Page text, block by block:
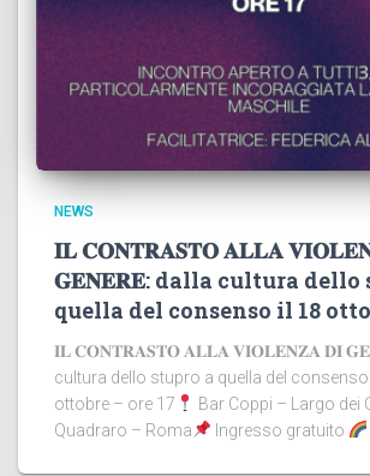
NEWS
𝐈𝐋 𝐂𝐎𝐍𝐓𝐑𝐀𝐒𝐓𝐎 𝐀𝐋𝐋𝐀
𝐆𝐄𝐍𝐄𝐑𝐄: dalla cultura dello
quella del consenso il 18
𝐈𝐋 𝐂𝐎𝐍𝐓𝐑𝐀𝐒𝐓𝐎 𝐀𝐋𝐋𝐀 𝐕𝐈𝐎𝐋𝐄𝐍𝐙𝐀 𝐃𝐈
cultura dello stupro a quella del consenso
ottobre – ore 17
Bar Coppi – Largo dei
Quadraro – Roma
Ingresso gratuito